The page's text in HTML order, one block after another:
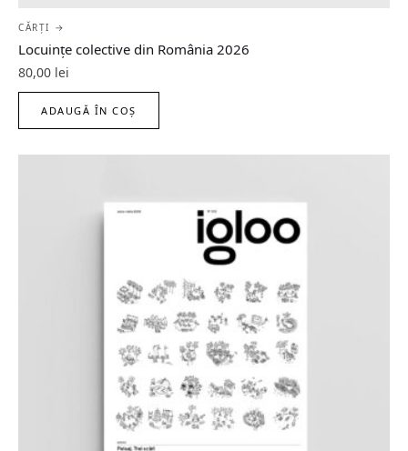
CĂRȚI →
Locuințe colective din România 2026
80,00 lei
ADAUGĂ ÎN COȘ